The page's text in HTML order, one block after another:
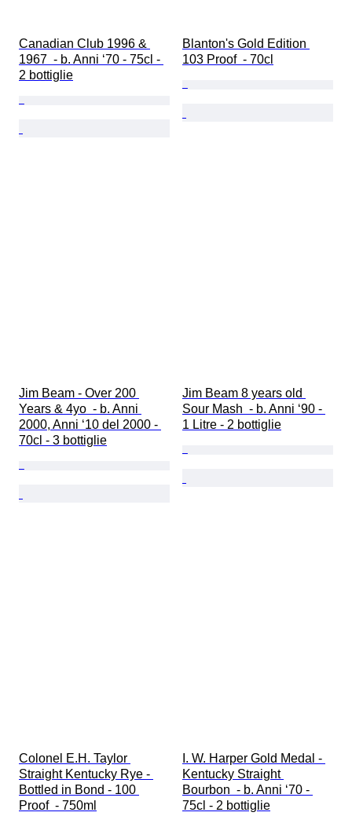
Canadian Club 1996 &
1967  - b. Anni ‘70 - 75cl -
2 bottiglie
Blanton's Gold Edition
103 Proof  - 70cl
Jim Beam - Over 200
Years & 4yo  - b. Anni
2000, Anni ‘10 del 2000 -
70cl - 3 bottiglie
Jim Beam 8 years old
Sour Mash  - b. Anni ‘90 -
1 Litre - 2 bottiglie
Colonel E.H. Taylor
Straight Kentucky Rye -
Bottled in Bond - 100
Proof  - 750ml
I. W. Harper Gold Medal -
Kentucky Straight
Bourbon  - b. Anni ‘70 -
75cl - 2 bottiglie